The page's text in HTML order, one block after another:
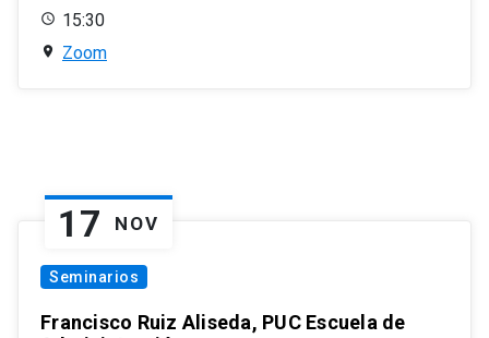
15:30
Zoom
17 NOV
Seminarios
Francisco Ruiz Aliseda, PUC Escuela de